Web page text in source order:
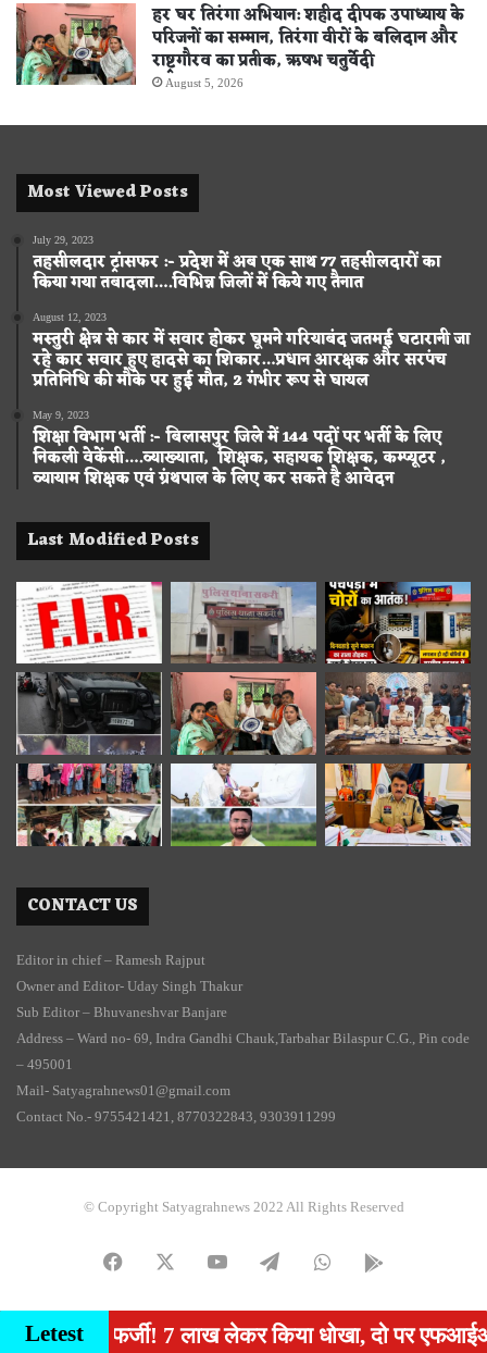
हर घर तिरंगा अभियान: शहीद दीपक उपाध्याय के
परिजनों का सम्मान, तिरंगा वीरों के बलिदान और
राष्ट्रगौरव का प्रतीक, ऋषभ चतुर्वेदी
August 5, 2026
Most Viewed Posts
July 29, 2023
तहसीलदार ट्रांसफर :- प्रदेश में अब एक साथ 77 तहसीलदारों का
किया गया तबादला….विभिन्न जिलों में किये गए तैनात
August 12, 2023
मस्तुरी क्षेत्र से कार में सवार होकर घूमने गरियाबंद जतमई घटारानी जा
रहे कार सवार हुए हादसे का शिकार…प्रधान आरक्षक और सरपंच
प्रतिनिधि की मौके पर हुई मौत, 2 गंभीर रूप से घायल
May 9, 2023
शिक्षा विभाग भर्ती :- बिलासपुर जिले में 144 पदों पर भर्ती के लिए
निकली वेकेंसी….व्याख्याता, शिक्षक, सहायक शिक्षक, कम्प्यूटर ,
व्यायाम शिक्षक एवं ग्रंथपाल के लिए कर सकते है आवेदन
Last Modified Posts
CONTACT US
Editor in chief – Ramesh Rajput
Owner and Editor- Uday Singh Thakur
Sub Editor – Bhuvaneshvar Banjare
Address – Ward no- 69, Indra Gandhi Chauk,Tarbahar Bilaspur C.G., Pin code
– 495001
Mail- Satyagrahnews01@gmail.com
Contact No.- 9755421421, 8770322843, 9303911299
© Copyright Satyagrahnews 2022 All Rights Reserved
Facebook YouTubeTelegramWhatsApp
STORE
Letest
फर्जी! 7 लाख लेकर किया धोखा, दो पर एफआईआर दर्ज